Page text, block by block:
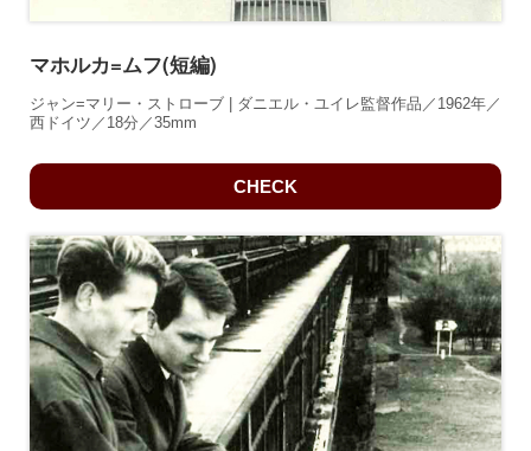
マホルカ=ムフ(短編)
ジャン=マリー・ストローブ | ダニエル・ユイレ監督作品／1962年／
西ドイツ／18分／35mm
CHECK